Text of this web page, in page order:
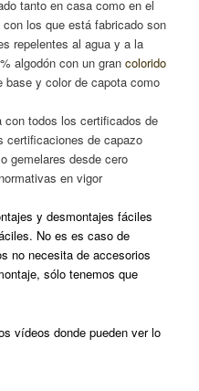
tanto en casa como en el
los que está fabricado son
repelentes al agua y a la
algodón con un gran colorido
base y color de capota como
todos los certificados de
certificaciones de capazo
gemelares desde cero
en vigor
y desmontajes fáciles
No es es caso de
no necesita de accesorios
sólo tenemos que
vídeos donde pueden ver lo